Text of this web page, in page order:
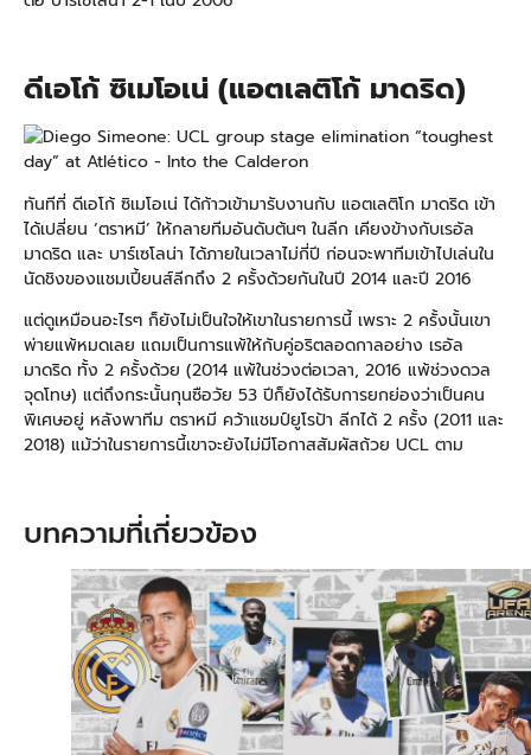
ดีเอโก้ ซิเมโอเน่ (แอตเลติโก้ มาดริด)
ทันทีที่ ดีเอโก้ ซิเมโอเน่ ได้ก้าวเข้ามารับงานกับ แอตเลติโก มาดริด เข้า
ได้เปลี่ยน ‘ตราหมี’ ให้กลายทีมอันดับต้นๆ ในลีก เคียงข้างกับเรอัล
มาดริด และ บาร์เซโลน่า ได้ภายในเวลาไม่กี่ปี ก่อนจะพาทีมเข้าไปเล่นใน
นัดชิงของแชมเปี้ยนส์ลีกถึง 2 ครั้งด้วยกันในปี 2014 และปี 2016
แต่ดูเหมือนอะไรๆ ก็ยังไม่เป็นใจให้เขาในรายการนี้ เพราะ 2 ครั้งนั้นเขา
พ่ายแพ้หมดเลย แถมเป็นการแพ้ให้กับคู่อริตลอดกาลอย่าง เรอัล
มาดริด ทั้ง 2 ครั้งด้วย (2014 แพ้ในช่วงต่อเวลา, 2016 แพ้ช่วงดวล
จุดโทษ) แต่ถึงกระนั้นกุนซือวัย 53 ปีก็ยังได้รับการยกย่องว่าเป็นคน
พิเศษอยู่ หลังพาทีม ตราหมี คว้าแชมป์ยูโรป้า ลีกได้ 2 ครั้ง (2011 และ
2018) แม้ว่าในรายการนี้เขาจะยังไม่มีโอกาสสัมผัสถ้วย UCL ตาม
บทความที่เกี่ยวข้อง